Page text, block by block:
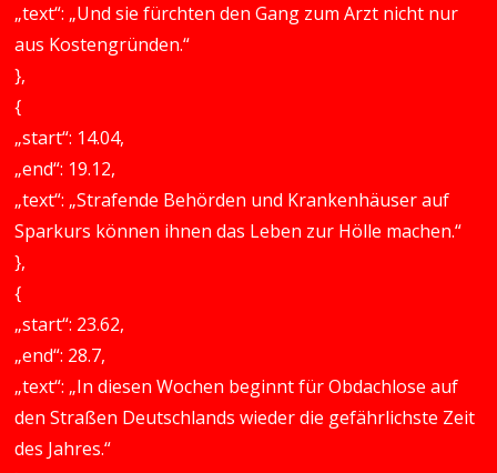
„text“: „Und sie fürchten den Gang zum Arzt nicht nur
aus Kostengründen.“
},
{
„start“: 14.04,
„end“: 19.12,
„text“: „Strafende Behörden und Krankenhäuser auf
Sparkurs können ihnen das Leben zur Hölle machen.“
},
{
„start“: 23.62,
„end“: 28.7,
„text“: „In diesen Wochen beginnt für Obdachlose auf
den Straßen Deutschlands wieder die gefährlichste Zeit
des Jahres.“